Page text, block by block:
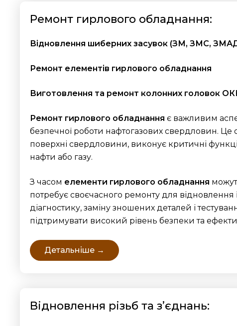
Ремонт гирлового обладнання:
Відновлення шиберних засувок (ЗМ, ЗМС,
Ремонт елементів гирлового обладнання
Виготовлення та ремонт колонних головок
Ремонт гирлового обладнання є важливим
безпечної роботи нафтогазових свердловин.
поверхні свердловини, виконує критичні
нафти або газу.
З часом елементи гирлового обладнання
потребує своєчасного ремонту для відновлення
діагностику, заміну зношених деталей і
підтримувати високий рівень безпеки та
Детальніше →
Відновлення різьб та з’єднань: